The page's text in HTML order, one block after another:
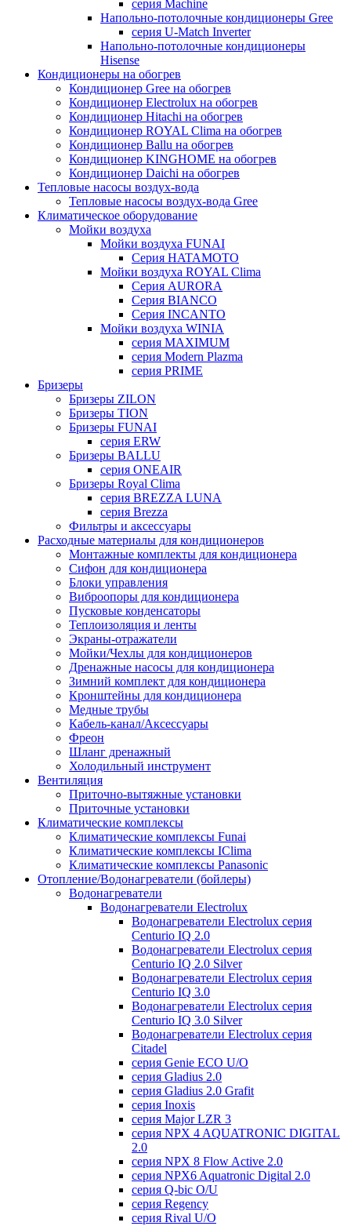
серия Machine
Напольно-потолочные кондиционеры Gree
серия U-Match Inverter
Напольно-потолочные кондиционеры
Hisense
Кондиционеры на обогрев
Кондиционер Gree на обогрев
Кондиционер Electrolux на обогрев
Кондиционер Hitachi на обогрев
Кондиционер ROYAL Clima на обогрев
Кондиционер Ballu на обогрев
Кондиционер KINGHOME на обогрев
Кондиционер Daichi на обогрев
Тепловые насосы воздух-вода
Тепловые насосы воздух-вода Gree
Климатическое оборудование
Мойки воздуха
Мойки воздуха FUNAI
Серия HATAMOTO
Мойки воздуха ROYAL Clima
Серия AURORA
Серия BIANCO
Серия INCANTO
Мойки воздуха WINIA
серия MAXIMUM
серия Modern Plazma
серия PRIME
Бризеры
Бризеры ZILON
Бризеры TION
Бризеры FUNAI
серия ERW
Бризеры BALLU
серия ONEAIR
Бризеры Royal Clima
серия BREZZA LUNA
серия Brezza
Фильтры и аксессуары
Расходные материалы для кондиционеров
Монтажные комплекты для кондиционера
Сифон для кондиционера
Блоки управления
Виброопоры для кондиционера
Пусковые конденсаторы
Теплоизоляция и ленты
Экраны-отражатели
Мойки/Чехлы для кондиционеров
Дренажные насосы для кондиционера
Зимний комплект для кондиционера
Кронштейны для кондиционера
Медные трубы
Кабель-канал/Аксессуары
Фреон
Шланг дренажный
Холодильный инструмент
Вентиляция
Приточно-вытяжные установки
Приточные установки
Климатические комплексы
Климатические комплексы Funai
Климатические комплексы IClima
Климатические комплексы Panasonic
Отопление/Водонагреватели (бойлеры)
Водонагреватели
Водонагреватели Electrolux
Водонагреватели Electrolux серия
Centurio IQ 2.0
Водонагреватели Electrolux серия
Centurio IQ 2.0 Silver
Водонагреватели Electrolux серия
Centurio IQ 3.0
Водонагреватели Electrolux серия
Centurio IQ 3.0 Silver
Водонагреватели Electrolux серия
Citadel
серия Genie ECO U/О
серия Gladius 2.0
серия Gladius 2.0 Grafit
серия Inoxis
серия Major LZR 3
серия NPX 4 AQUATRONIC DIGITAL
2.0
серия NPX 8 Flow Active 2.0
серия NPX6 Aquatronic Digital 2.0
серия Q-bic O/U
серия Regency
серия Rival U/О